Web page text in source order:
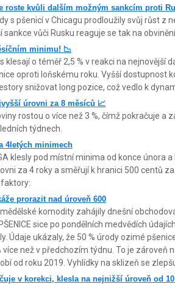
roste kvůli dalším možným sankcím proti
s pšenicí v Chicagu prodloužily svůj růst z
sankce vůči Rusku reaguje se tak na
minimu! 📉
klesají o téměř 2,5 % v reakci na nejnovější
oproti loňskému roku. Vyšší dostupnost
snižovat long pozice, což vedlo k
úrovni za 8 měsíců 📈
rostou o více než 3 %, čímž pokračuje a
týdnech.
4letých minimech
klesly pod místní minima od konce února
za 4 roky a směřují k hranici 500 centů
prorazit nad úroveň 600
komodity zahájily dnešní
sice po pondělních medvědích
Údaje ukázaly, že 50 % úrody ozimé
více než v předchozím týdnu. To je zároveň
od roku 2019. Vyhlídky na sklizeň se
v korekci, klesla na nejnižší úroveň od